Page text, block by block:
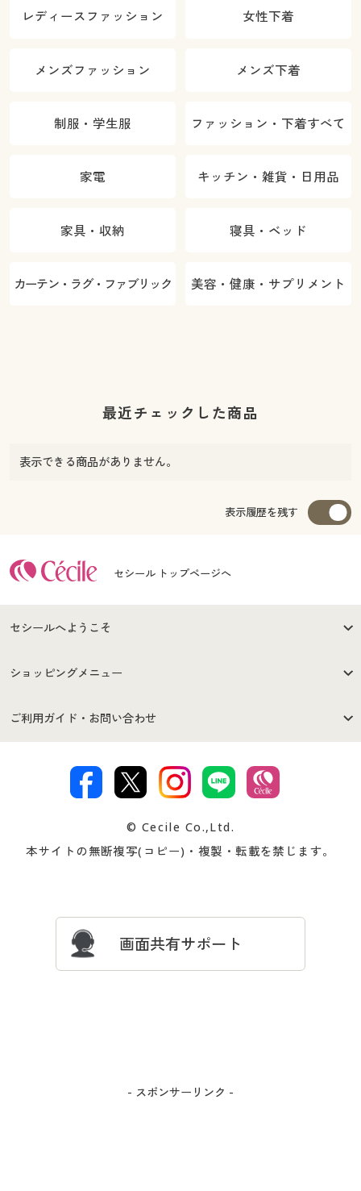
レディースファッション 女性下着
メンズファッション メンズ下着
制服・学生服 ファッション・下着すべて
家電 キッチン・雑貨・日用品
家具・収納 寝具・ベッド
カーテン・ラグ・ファブリック 美容・健康・サプリメント
最近チェックした商品
表示できる商品がありません。
表示履歴を残す
セシール トップページへ
セシールへようこそ
はじめての方へ
セシールご利用規約
著作権・商標について 会社案内
ショッピングメニュー
商品カテゴリ
プレゼント＆キャンペーン サイトマップ
ご利用ガイド・お問い合わせ
交換・返品は お支払は
ついて
忘れの場合
© Cecile Co.,Ltd.
本サイトの無断複写(コピー)・複製・転載を禁じます。
画面共有サポート
- スポンサーリンク -